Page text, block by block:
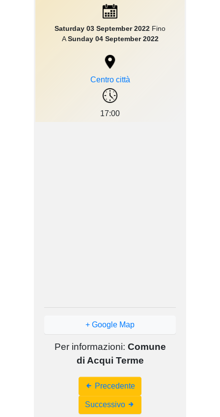
Saturday 03 September 2022 Fino
ASunday 04 September 2022
Centro città
17:00
+ Google Map
Per informazioni: Comune
di Acqui Terme
Navigation
Precedente
Successivo